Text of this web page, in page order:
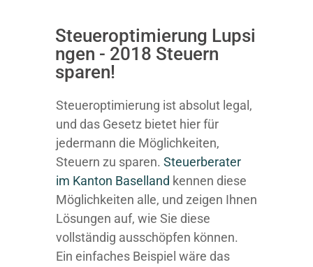
Steueroptimierung Lupsi
ngen - 2018 Steuern
sparen!
Steueroptimierung ist absolut legal,
und das Gesetz bietet hier für
jedermann die Möglichkeiten,
Steuern zu sparen. Steuerberater
im K anton Baselland kennen diese
Möglichkeiten alle, und zeigen Ihnen
Lösungen auf, wie Sie diese
vollständig ausschöpfen können.
Ein einfaches Beispiel wäre das